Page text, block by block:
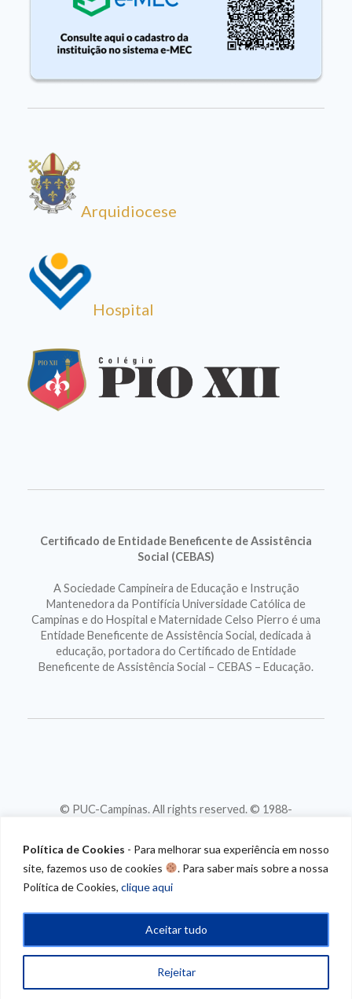
Política de Cookies - Para melhorar sua experiência em nosso
site, fazemos uso de cookies
. Para saber mais sobre a nossa
Política de Cookies, clique aqui
Rejeitar
Aceitar tudo
Arquidiocese
Hospital
Certificado de Entidade Beneficente de Assistência
Social (CEBAS)
A Sociedade Campineira de Educação e Instrução
Mantenedora da Pontifícia Universidade Católica de
Campinas e do Hospital e Maternidade Celso Pierro é uma
Entidade Beneficente de Assistência Social, dedicada à
educação, portadora do Certificado de Entidade
Beneficente de Assistência Social – CEBAS – Educação.
© PUC-Campinas. All rights reserved. © 1988-
PROGRAMATICO*/